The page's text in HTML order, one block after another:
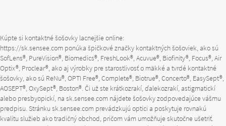
Kúpte si kontaktné šošovky lacnejšie online:
https://sk.sensee.com ponúka špičkové značky kontaktných šošoviek, ako sú
SofLens®, PureVision®, Biomedics®, FreshLook®, Acuvue®, Biofinity®, Focus®, Air
Optix®, Proclear®, ako aj výrobky pre starostlivosť o mäkké a tvrdé kontaktné
šošovky, ako sú ReNu®, OPTI Free®, Complete®, Biotrue®, Concerto®, EasySept®,
AOSEPT®, OxySept®, Boston®. Či už ste krátkozrakí, ďalekozrakí, astigmatickí
alebo presbyopickí, na sk.sensee.com nájdete šošovky zodpovedajúce vášmu
predpisu. Stránku sk.sensee.com prevádzkujú optici a poskytuje rovnakú
kvalitu služieb ako tradičný obchod, pričom vám umožňuje skutočne ušetriť.